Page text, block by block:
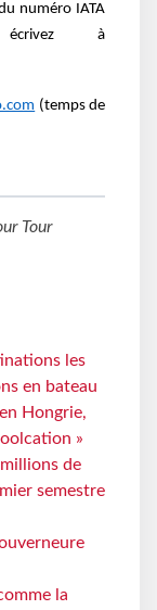
numéro IATA
à
(temps de
Tour
les
en bateau
Hongrie,
»
de
semestre
la